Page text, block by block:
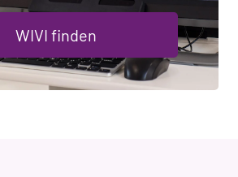
WIVI finden